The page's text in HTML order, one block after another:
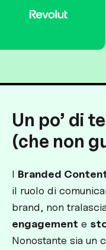
Un po’ di
(che non
I Branded
il ruolo di
brand, non
engagement e
Nonostante sia un